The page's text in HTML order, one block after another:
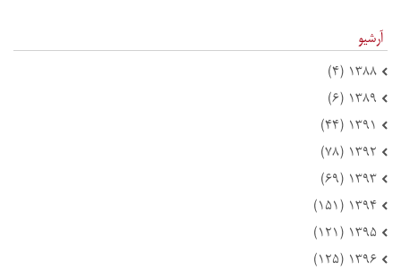
آرشیو
۱۳۸۸ (۴)
۱۳۸۹ (۶)
۱۳۹۱ (۴۴)
۱۳۹۲ (۷۸)
۱۳۹۳ (۶۹)
۱۳۹۴ (۱۵۱)
۱۳۹۵ (۱۲۱)
۱۳۹۶ (۱۲۵)